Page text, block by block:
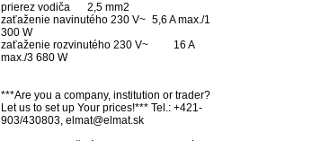
prierez vodiča 	2,5 mm2
zaťaženie navinutého 230 V~ 	5,6 A max./1
300 W
zaťaženie rozvinutého 230 V~ 	16 A
max./3 680 W
***Are you a company, institution or trader?
Let us to set up Your prices!*** Tel.: +421-
903/430803, elmat@elmat.sk